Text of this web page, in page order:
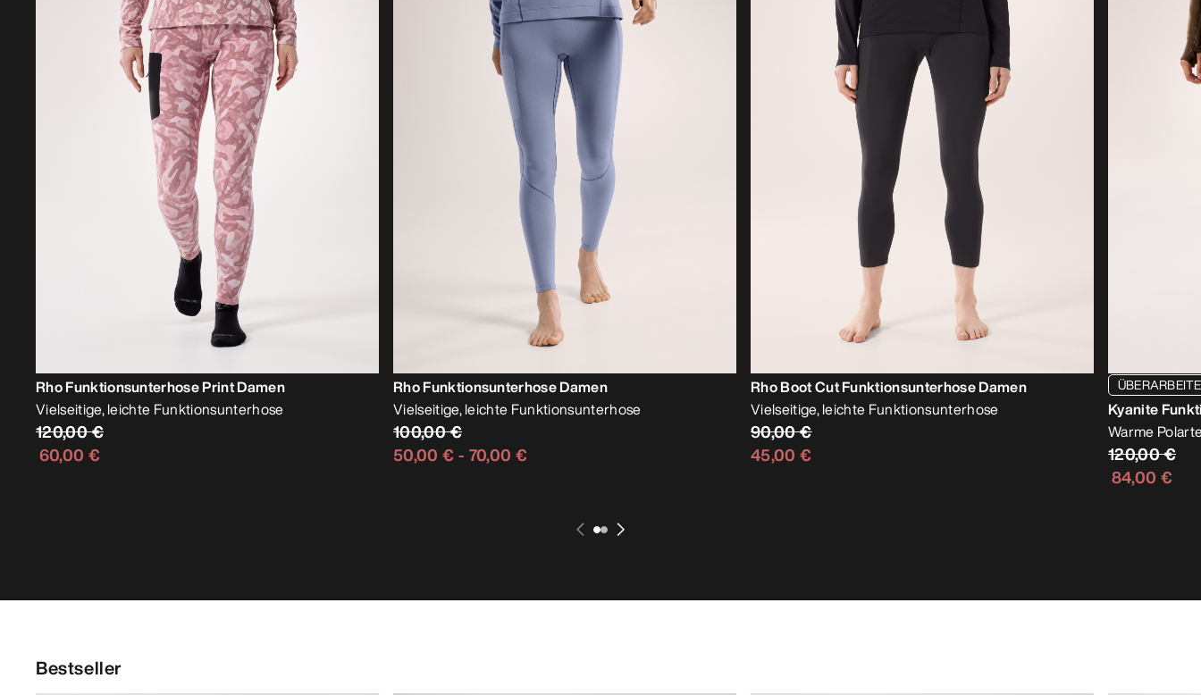
Rho Funktionsunterhose Print Damen
Vielseitige, leichte Funktionsunterhose
120,00 €
60,00 €
Rho Funktionsunterhose Damen
Vielseitige, leichte Funktionsunterhose
100,00 €
50,00 €- 70,00 €
Rho Boot Cut Funktionsunterhose Damen
Vielseitige, leichte Funktionsunterhose
90,00 €
45,00 €
Kyanite
Warme
120,00 €
84,00 €
Bestseller